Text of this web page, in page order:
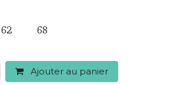
62 68
Ajouter au panier